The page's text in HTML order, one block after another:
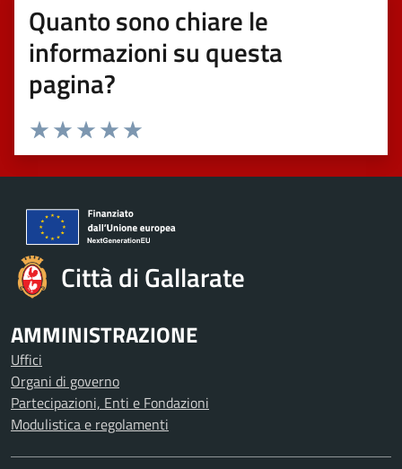
Quanto sono chiare le
informazioni su questa
pagina?
Valuta 5 stelle su 5
Valuta 4 stelle su 5
Valuta 3 stelle su 5
Valuta 2 stelle su 5
Valuta 1 stelle su 5
Città di Gallarate
AMMINISTRAZIONE
Uffici
Organi di governo
Partecipazioni, Enti e Fondazioni
Modulistica e regolamenti